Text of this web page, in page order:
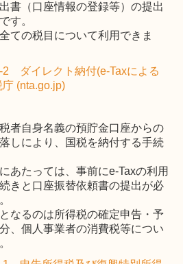
書（口座情報の登録等）の提出
す。
ての税目について利用できま
2 ダイレクト納付(e-Taxによる
(nta.go.jp)
名義の預貯金口座からの
しにより、国税を納付する手続
あたっては、事前にe-Taxの利用
きと口座振替依頼書の提出が必
なるのは所得税の確定申告・予
、個人事業者の消費税等につい